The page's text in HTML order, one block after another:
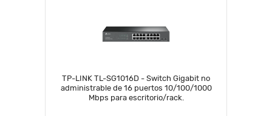
TP-LINK TL-SG1016D - Switch Gigabit no
administrable de 16 puertos 10/100/1000
Mbps para escritorio/rack.